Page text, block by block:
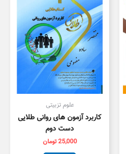
علوم تزبیتی
کاربرد آزمون های روانی طلایی
دست دوم
25,000تومان